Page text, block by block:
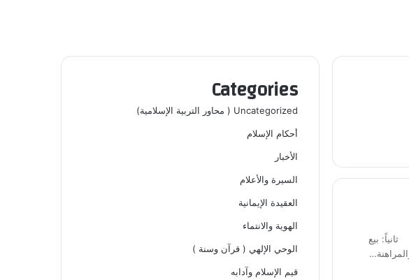
ثانياً: بيع
Categories
Uncategorized ( محاور التربية الإسلامية)
أحكام الإسلام
الأخبار
السيرة والأعلام
العقيدة الإيمانية
الهوية والانتماء
الوحي الإلهي ( قرآن وسنة )
قيم الإسلام وآدابه